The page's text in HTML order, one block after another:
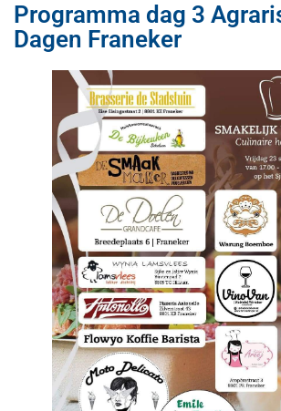
Programma dag 3
Dagen Franeker